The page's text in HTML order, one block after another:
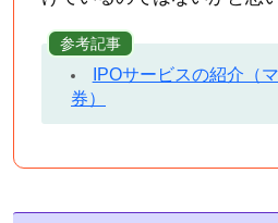
参考記事
IPOサービスの紹介（
券）